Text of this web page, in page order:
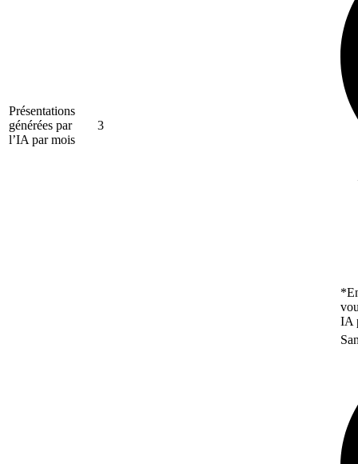
Présentations
générées par
l’IA par mois
3
IA